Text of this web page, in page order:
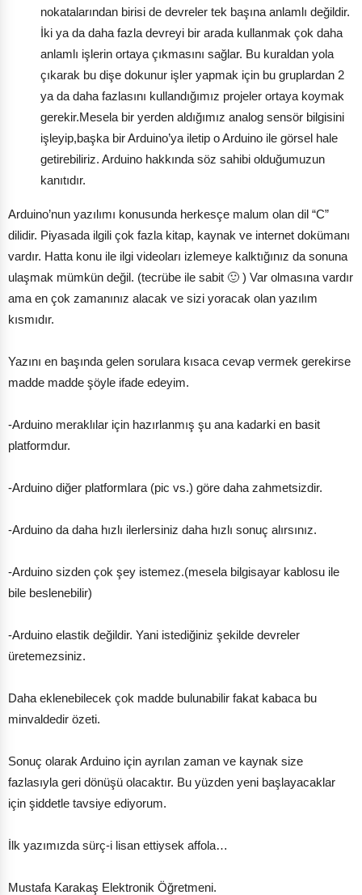
nokatalarından birisi de devreler tek başına anlamlı değildir.
İki ya da daha fazla devreyi bir arada kullanmak çok daha
anlamlı işlerin ortaya çıkmasını sağlar. Bu kuraldan yola
çıkarak bu dişe dokunur işler yapmak için bu gruplardan 2
ya da daha fazlasını kullandığımız projeler ortaya koymak
gerekir.Mesela bir yerden aldığımız analog sensör bilgisini
işleyip,başka bir Arduino’ya iletip o Arduino ile görsel hale
getirebiliriz. Arduino hakkında söz sahibi olduğumuzun
kanıtıdır.
Arduino’nun yazılımı konusunda herkesçe malum olan dil “C”
dilidir. Piyasada ilgili çok fazla kitap, kaynak ve internet dokümanı
vardır. Hatta konu ile ilgi videoları izlemeye kalktığınız da sonuna
ulaşmak mümkün değil. (tecrübe ile sabit 🙂 ) Var olmasına vardır
ama en çok zamanınız alacak ve sizi yoracak olan yazılım
kısmıdır.
Yazını en başında gelen sorulara kısaca cevap vermek gerekirse
madde madde şöyle ifade edeyim.
-Arduino meraklılar için hazırlanmış şu ana kadarki en basit
platformdur.
-Arduino diğer platformlara (pic vs.) göre daha zahmetsizdir.
-Arduino da daha hızlı ilerlersiniz daha hızlı sonuç alırsınız.
-Arduino sizden çok şey istemez.(mesela bilgisayar kablosu ile
bile beslenebilir)
-Arduino elastik değildir. Yani istediğiniz şekilde devreler
üretemezsiniz.
Daha eklenebilecek çok madde bulunabilir fakat kabaca bu
minvaldedir özeti.
Sonuç olarak Arduino için ayrılan zaman ve kaynak size
fazlasıyla geri dönüşü olacaktır. Bu yüzden yeni başlayacaklar
için şiddetle tavsiye ediyorum.
İlk yazımızda sürç-i lisan ettiysek affola…
Mustafa Karakaş Elektronik Öğretmeni.